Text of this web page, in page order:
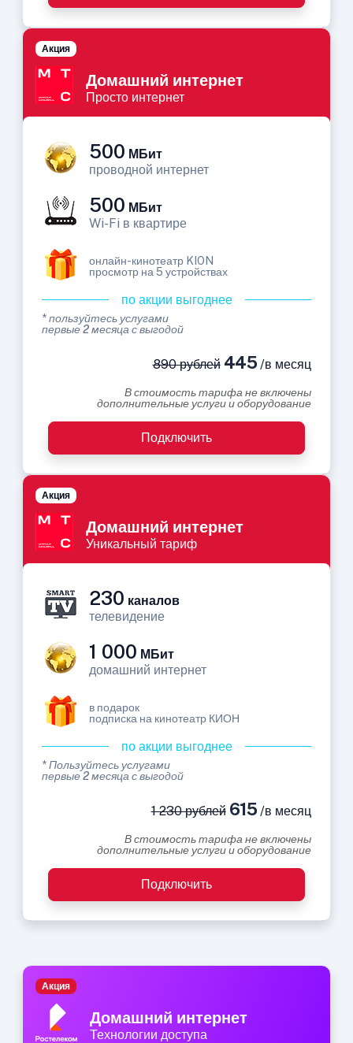
Домашний интернет
Просто интернет
Акция
500 МБит
проводной интернет
500 МБит
Wi-Fi в квартире
онлайн-кинотеатр KION
просмотр на 5 устройствах
по акции выгоднее
* пользуйтесь услугами
первые 2 месяца с выгодой
890 рублей445 /в месяц
В стоимость тарифа не включены
дополнительные услуги и оборудование
Подключить
Домашний интернет
Уникальный тариф
Акция
230 каналов
телевидение
1 000 МБит
домашний интернет
в подарок
подписка на кинотеатр КИОН
по акции выгоднее
* Пользуйтесь услугами
первые 2 месяца с выгодой
1 230 рублей615 /в месяц
В стоимость тарифа не включены
дополнительные услуги и оборудование
Подключить
Домашний интернет
Технологии доступа
Акция